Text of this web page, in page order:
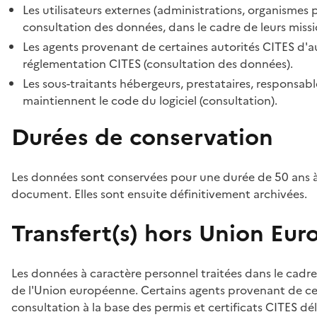
Les utilisateurs externes (administrations,
consultation des données, dans le cadre de leurs
Les agents provenant de certaines autorités CITES
réglementation CITES (consultation des données).
Les sous-traitants hébergeurs, prestataires,
maintiennent le code du logiciel (consultation).
Durées de conservation
Les données sont conservées pour une durée de 50
document. Elles sont ensuite définitivement archivées.
Transfert(s) hors Union
Les données à caractère personnel traitées dans le
de l'Union européenne. Certains agents provenant de
consultation à la base des permis et certificats CITES